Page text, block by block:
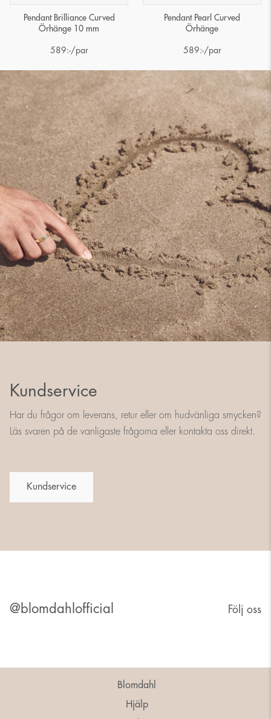
Pendant Brilliance Curved
Örhänge 10 mm
589:-/par
Pendant Pearl Curved
Örhänge
589:-/par
Kundservice
Har du frågor om leverans, retur eller om hudvänliga smycken?
Läs svaren på de vanligaste frågorna eller kontakta oss direkt.
Kundservice
@blomdahlofficial Följ oss
Blomdahl
Hjälp